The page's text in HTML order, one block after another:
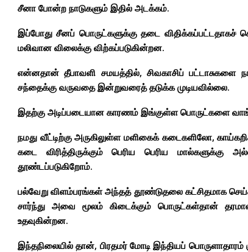
சீனா போன்ற நாடுகளும் இதில் அடக்கம்.
இப்போது சீனப் பொருட்களுக்கு தடை
மலிவான விலைக்கு விற்கப்படுகின்றன.
என்னதான் தீபாவளி சமயத்தில், சிவகாசிப் பட்டாசுகளை
சந்தைக்கு வருவதை இன்றுவரைத் தடுக்க முடியவில்லை.
இதற்கு அடிப்படையான காரணம் இங்குள்ள பொருட்களை
நமது வீட்டிற்கு அருகிலுள்ள மளிகைக் கடைகளிலோ,
கடை விரித்திருக்கும் பெரிய பெரிய மால்களுக்கு
தூண்டப்படுகிறோம்.
பல்வேறு விளம்பரங்கள் அந்தத் தூண்டுதலை கட்சிதமாக
சார்ந்து அவை மூலம் கிடைக்கும் பொருட்கள்தான்
உதவுகின்றன.
இந்தநிலையில் தான், பிரதமர் மோடி இந்தியப்